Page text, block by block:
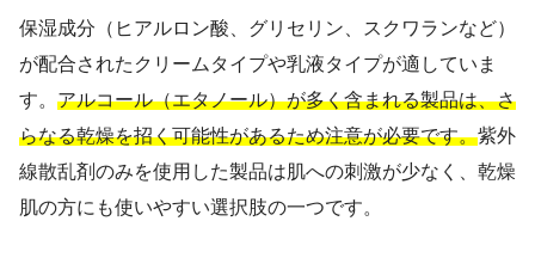
保湿成分（ヒアルロン酸、グリセリン、スクワランなど）
が配合されたクリームタイプや乳液タイプが適していま
す。 アルコール（エタノール）が多く含まれる製品は、さ
らなる乾燥を招く可能性があるため注意が必要です。紫外
線散乱剤のみを使用した製品は肌への刺激が少なく、乾燥
肌の方にも使いやすい選択肢の一つです。